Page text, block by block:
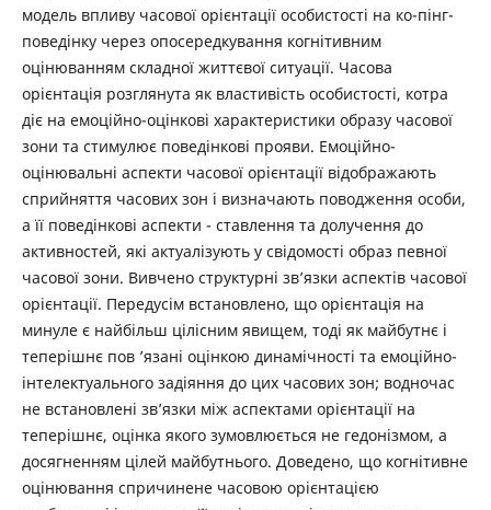
модель впливу часової орієнтації особистості на ко-пінг-
поведінку через опосередкування когнітивним
оцінюванням складної життєвої ситуації. Часова
орієнтація розглянута як властивість особистості, котра
діє на емоційно-оцінкові характеристики образу часової
зони та стимулює поведінкові прояви. Емоційно-
оцінювальні аспекти часової орієнтації відображають
сприйняття часових зон і визначають поводження особи,
а її поведінкові аспекти - ставлення та долучення до
активностей, які актуалізують у свідомості образ певної
часової зони. Вивчено структурні зв’язки аспектів часової
орієнтації. Передусім встановлено, що орієнтація на
минуле є найбільш цілісним явищем, тоді як майбутнє і
теперішнє пов ’язані оцінкою динамічності та емоційно-
інтелектуального задіяння до цих часових зон; водночас
не встановлені зв’язки між аспектами орієнтації на
теперішнє, оцінка якого зумовлюється не гедонізмом, а
досягненням цілей майбутнього. Доведено, що когнітивне
оцінювання спричинене часовою орієнтацією